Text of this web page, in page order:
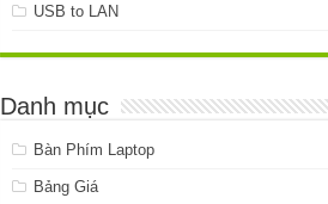
USB to LAN
Danh mục
Bàn Phím Laptop
Bảng Giá